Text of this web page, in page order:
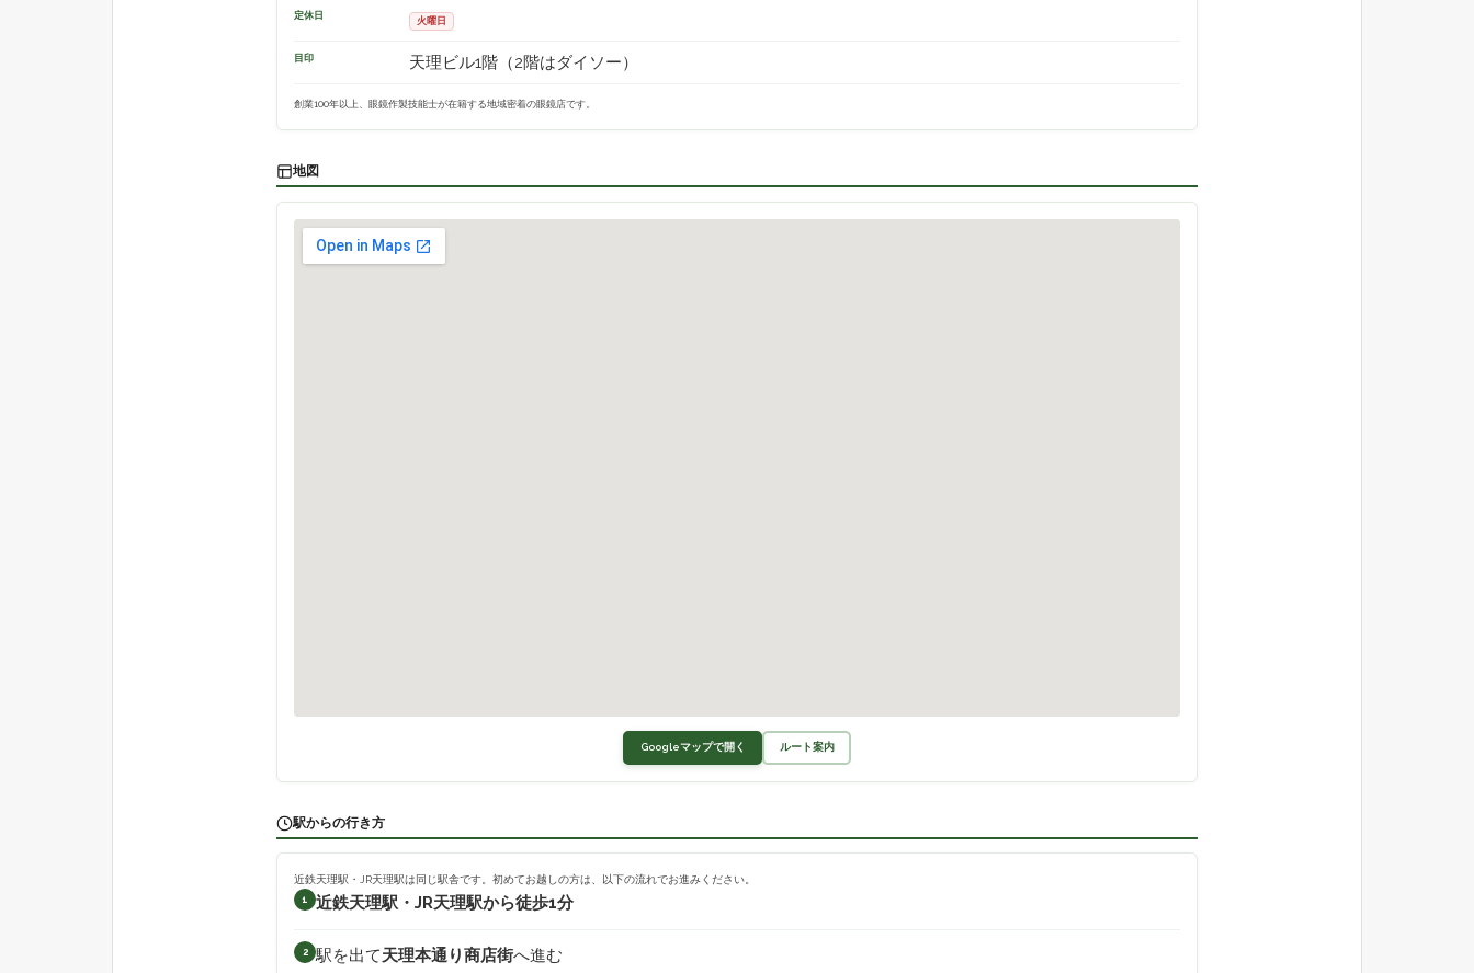
定休日
火曜日
目印 天理ビル1階（2階はダイソー）
創業100年以上、眼鏡作製技能士が在籍する地域密着の眼鏡店です。
地図
Googleマップで開く ルート案内
駅からの行き方
近鉄天理駅・JR天理駅は同じ駅舎です。初めてお越しの方は、以下の流れでお進みください。
1 近鉄天理駅・JR天理駅から徒歩1分
2 駅を出て天理本通り商店街へ進む